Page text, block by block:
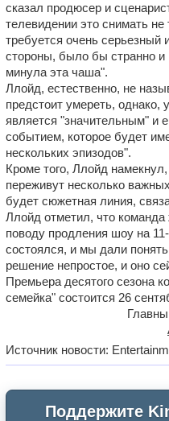
сказал продюсер и
телевидении это снимать не
требуется очень
стороны, было бы странно
минула эта чаша".
Ллойд, естественно, не
предстоит умереть, однако,
является "значительным" и
событием, которое будет
нескольких эпизодов".
Кроме того, Ллойд
переживут несколько
будет сюжетная линия,
Ллойд отметил, что
поводу продления шоу на
состоялся, и мы дали
решение непростое, и оно
Премьера десятого сезона
семейка" состоится 26
Источник новости:
Поддержите